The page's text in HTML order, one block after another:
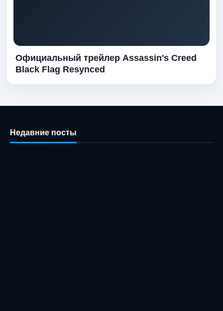
Официальный трейлер Assassin's Creed
Black Flag Resynced
Недавние посты